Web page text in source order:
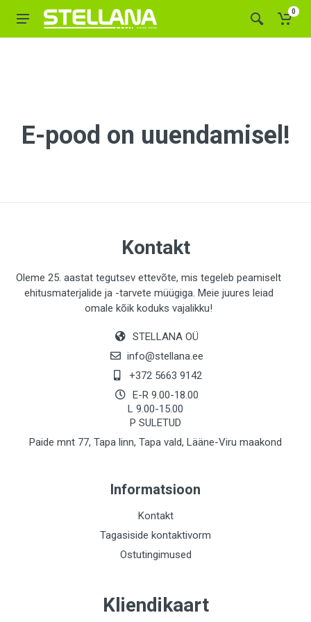
0
E-pood on uuendamisel!
Kontakt
Oleme 25. aastat tegutsev ettevõte, mis tegeleb peamiselt
ehitusmaterjalide ja -tarvete müügiga. Meie juures leiad
omale kõik koduks vajalikku!
STELLANA OÜ
info@stellana.ee
+372 5663 9142
E-R 9.00-18.00
L 9.00-15.00
P SULETUD
Paide mnt 77, Tapa linn, Tapa vald, Lääne-Viru maakond
Informatsioon
Kontakt
Tagasiside kontaktivorm
Ostutingimused
Kliendikaart